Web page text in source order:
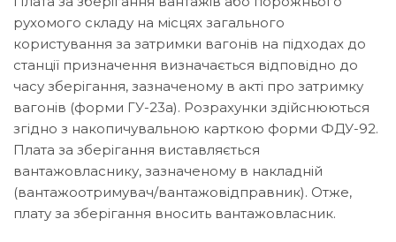
рухомого складу на місцях загального
користування за затримки вагонів на підходах до
станції призначення визначається відповідно до
часу зберігання, зазначеному в акті про затримку
вагонів (форми ГУ-23а). Розрахунки здійснюються
згідно з накопичувальною карткою форми ФДУ-92.
Плата за зберігання виставляється
вантажовласнику, зазначеному в накладній
(вантажоотримувач/вантажовідправник). Отже,
плату за зберігання вносить вантажовласник.